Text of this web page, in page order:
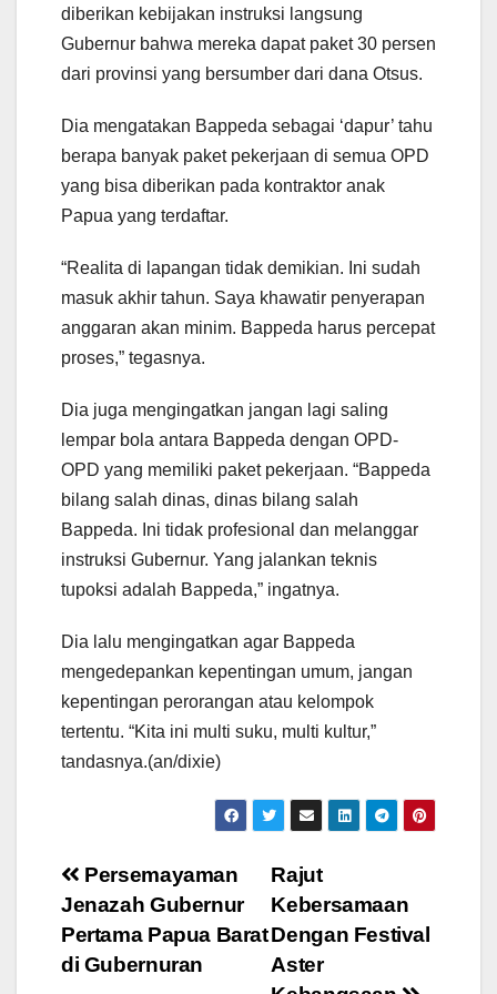
diberikan kebijakan instruksi langsung
Gubernur bahwa mereka dapat paket 30 persen
dari provinsi yang bersumber dari dana Otsus.
Dia mengatakan Bappeda sebagai ‘dapur’ tahu
berapa banyak paket pekerjaan di semua OPD
yang bisa diberikan pada kontraktor anak
Papua yang terdaftar.
“Realita di lapangan tidak demikian. Ini sudah
masuk akhir tahun. Saya khawatir penyerapan
anggaran akan minim. Bappeda harus percepat
proses,” tegasnya.
Dia juga mengingatkan jangan lagi saling
lempar bola antara Bappeda dengan OPD-
OPD yang memiliki paket pekerjaan. “Bappeda
bilang salah dinas, dinas bilang salah
Bappeda. Ini tidak profesional dan melanggar
instruksi Gubernur. Yang jalankan teknis
tupoksi adalah Bappeda,” ingatnya.
Dia lalu mengingatkan agar Bappeda
mengedepankan kepentingan umum, jangan
kepentingan perorangan atau kelompok
tertentu. “Kita ini multi suku, multi kultur,”
tandasnya.(an/dixie)
Post
navigation
Rajut
Kebersamaan
Dengan Festival
Aster
Persemayaman
Jenazah Gubernur
Pertama Papua Barat
di Gubernuran